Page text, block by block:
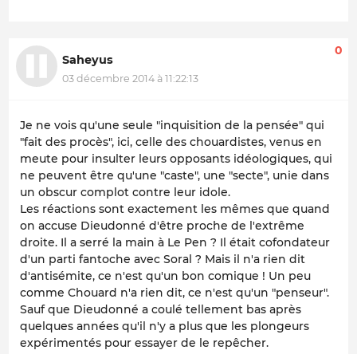
Saheyus
03 décembre 2014 à 11:22:13
0
Je ne vois qu'une seule "inquisition de la pensée" qui
"fait des procès", ici, celle des chouardistes, venus en
meute pour insulter leurs opposants idéologiques, qui
ne peuvent être qu'une "caste", une "secte", unie dans
un obscur complot contre leur idole.
Les réactions sont exactement les mêmes que quand
on accuse Dieudonné d'être proche de l'extrême
droite. Il a serré la main à Le Pen ? Il était cofondateur
d'un parti fantoche avec Soral ? Mais il n'a rien dit
d'antisémite, ce n'est qu'un bon comique ! Un peu
comme Chouard n'a rien dit, ce n'est qu'un "penseur".
Sauf que Dieudonné a coulé tellement bas après
quelques années qu'il n'y a plus que les plongeurs
expérimentés pour essayer de le repêcher.